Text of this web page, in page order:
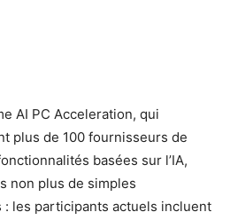
AI PC Acceleration, qui
plus de 100 fournisseurs de
basées sur l’IA,
non plus de simples
les participants actuels incluent